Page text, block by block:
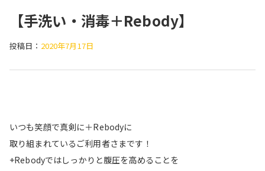
【手洗い・消毒＋Rebody】
投稿日： 2020年7月17日
いつも笑顔で真剣に＋Rebodyに
取り組まれているご利用者さまです！
+Rebodyではしっかりと腹圧を高めることを